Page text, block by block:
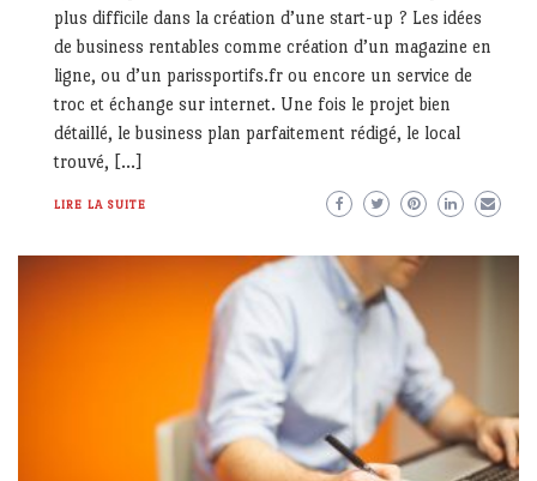
plus difficile dans la création d’une start-up ? Les idées
de business rentables comme création d’un magazine en
ligne, ou d’un parissportifs.fr ou encore un service de
troc et échange sur internet. Une fois le projet bien
détaillé, le business plan parfaitement rédigé, le local
trouvé, […]
LIRE LA SUITE